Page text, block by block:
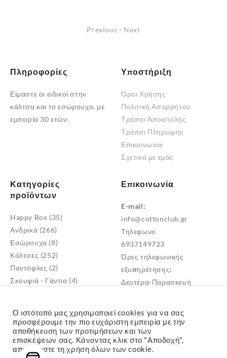
Previous - Next
Πληροφορίες
Είμαστε οι ειδικοί στην
κάλτσα και το εσώρουχο, με
εμπειρία 30 ετών.
Υποστήριξη
Όροι Χρήσης
Πολιτική Απορρήτου
Τρόποι Αποστολής
Τρόποι Πληρωμής
Επικοινωνία
Σχετικά με εμάς
Κατηγορίες
προϊόντων
Happy Box (35)
Ανδρικά (266)
Εσώρουχα (8)
Κάλτσες (252)
Παντόφλες (2)
Σκουφιά - Γάντια (4)
Παιδικά (268)
Επικοινωνία
E-mail:
info@cottonclub.gr
Τηλεφωνο
6937149723
Ώρες τηλεφωνικής
εξυπηρέτησης:
Δευτέρα-Παρασκευή
Μεταμόρφωση Αττικής
TK: 14452
Ο ιστότοπό μας χρησιμοποιεί cookies για να σας
προσφέρουμε την πιο ευχάριστη εμπειρία με την
αποθήκευση των προτιμήσεων και των
επισκέψεων σας. Κάνοντας κλικ στο "Αποδοχή",
αποδέχεστε τη χρήση όλων των cookie.